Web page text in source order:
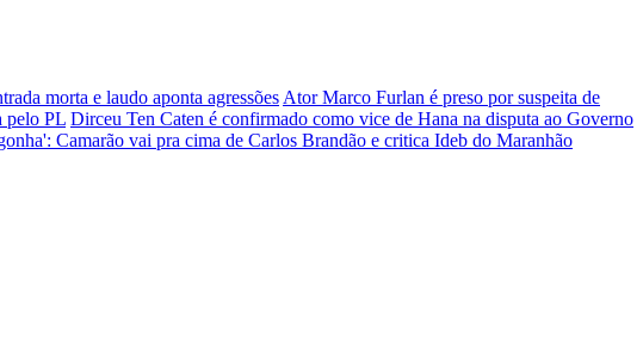
morta e laudo aponta agressões Ator Marco Furlan é preso por suspeita de
pelo PL Dirceu Ten Caten é confirmado como vice de Hana na disputa ao Governo
Camarão vai pra cima de Carlos Brandão e critica Ideb do Maranhão